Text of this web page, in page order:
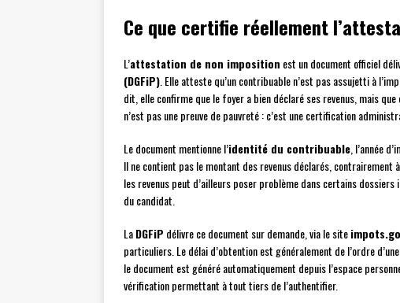
Ce que certifie réellement
L’attestation de non imposition est un document officiel
(DGFiP) . Elle atteste qu’un contribuable n’est pas assujetti à
dit, elle confirme que le foyer a bien déclaré ses revenus, mais
n’est pas une preuve de pauvreté : c’est une certification
Le document mentionne l’identité du contribuable , l’année
Il ne contient pas le montant des revenus déclarés,
les revenus peut d’ailleurs poser problème dans certains
du candidat.
LaDGFiP délivre ce document sur demande, via le site
particuliers. Le délai d’obtention est généralement de l’ordre
le document est généré automatiquement depuis l’espace
vérification permettant à tout tiers de l’authentifier.